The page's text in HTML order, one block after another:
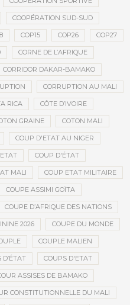
COOPÉRATION SUD-SUD
COP15 COP26 COP27
CORNE DE L’AFRIQUE
CORRIDOR DAKAR-BAMAKO
CORRUPTION AU MALI
RICA CÔTE D’IVOIRE
GRAINE COTON MALI
COUP D'ETAT AU NIGER
COUP D'ÉTAT
MALI COUP ETAT MILITAIRE
COUPE ASSIMI GOÏTA
COUPE D’AFRIQUE DES NATIONS
2026 COUPE DU MONDE
COUPLE MALIEN
D’ÉTAT COUPS D'ETAT
ASSISES DE BAMAKO
CONSTITUTIONNELLE DU MALI